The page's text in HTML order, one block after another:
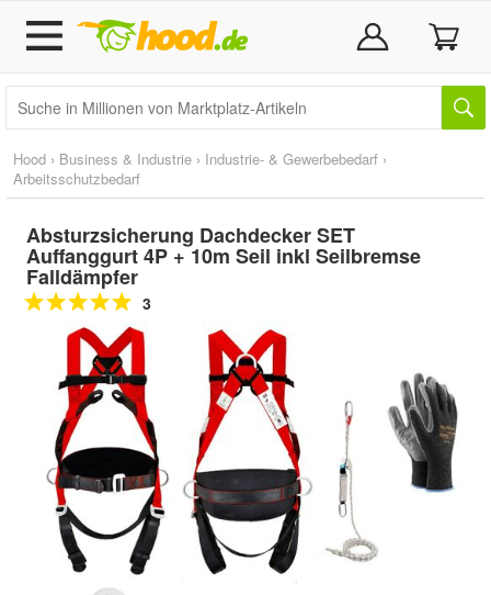
Hood › Business & Industrie › Industrie- & Gewerbebedarf ›
Arbeitsschutzbedarf
Absturzsicherung Dachdecker SET
Auffanggurt 4P + 10m Seil inkl Seilbremse
Falldämpfer
3